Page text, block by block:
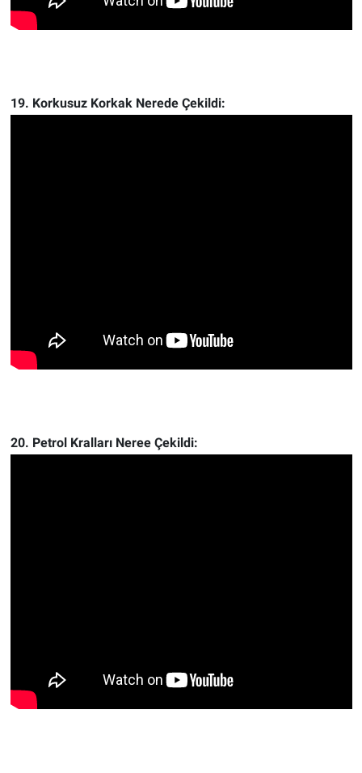
19. Korkusuz Korkak Nerede Çekildi:
20. Petrol Kralları Neree Çekildi: